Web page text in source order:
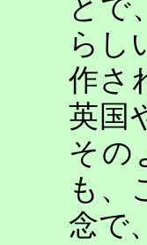
らし
作さ
英国
その
も、
念で